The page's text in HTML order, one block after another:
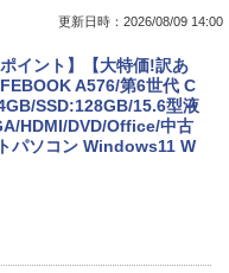
更新日時：2026/08/09 14:00
イント】【大特価!訳あ
A576/第6世代 C
SSD:128GB/15.6型液
HDMI/DVD/Office/中古
パソコン Windows11 W